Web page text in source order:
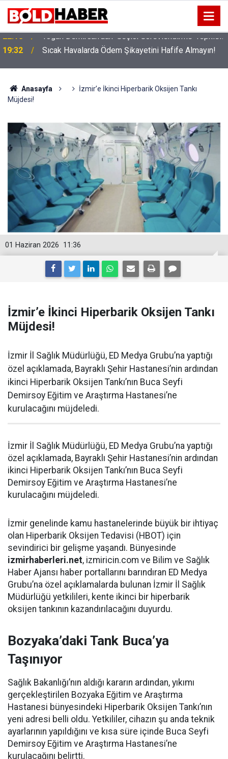
19:32 Sıcak Havalarda Ödem Şikayetini Hafife Almayın!
Anasayfa
İzmir’e İkinci Hiperbarik Oksijen Tankı
Müjdesi!
11:36
01 Haziran 2026
İzmir’e İkinci Hiperbarik Oksijen Tankı
Müjdesi!
İzmir İl Sağlık Müdürlüğü, ED Medya Grubu’na yaptığı
özel açıklamada, Bayraklı Şehir Hastanesi’nin ardından
ikinci Hiperbarik Oksijen Tankı’nın Buca Seyfi
Demirsoy Eğitim ve Araştırma Hastanesi’ne
kurulacağını müjdeledi.
İzmir İl Sağlık Müdürlüğü, ED Medya Grubu’na yaptığı
özel açıklamada, Bayraklı Şehir Hastanesi’nin ardından
ikinci Hiperbarik Oksijen Tankı’nın Buca Seyfi
Demirsoy Eğitim ve Araştırma Hastanesi’ne
kurulacağını müjdeledi.
İzmir genelinde kamu hastanelerinde büyük bir ihtiyaç
olan Hiperbarik Oksijen Tedavisi (HBOT) için
sevindirici bir gelişme yaşandı. Bünyesinde
izmirhaberleri.net, izmiricin.com ve Bilim ve Sağlık
Haber Ajansı haber portallarını barındıran ED Medya
Grubu’na özel açıklamalarda bulunan İzmir İl Sağlık
Müdürlüğü yetkilileri, kente ikinci bir hiperbarik
oksijen tankının kazandırılacağını duyurdu.
Bozyaka’daki Tank Buca’ya
Taşınıyor
Sağlık Bakanlığı’nın aldığı kararın ardından, yıkımı
gerçekleştirilen Bozyaka Eğitim ve Araştırma
Hastanesi bünyesindeki Hiperbarik Oksijen Tankı’nın
yeni adresi belli oldu. Yetkililer, cihazın şu anda teknik
ayarlarının yapıldığını ve kısa süre içinde Buca Seyfi
Demirsoy Eğitim ve Araştırma Hastanesi’ne
kurulacağını belirtti.